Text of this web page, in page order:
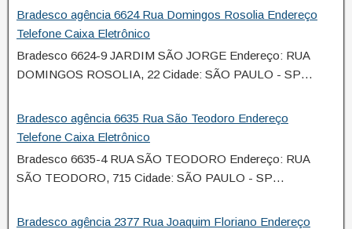
Bradesco agência 6624 Rua Domingos Rosolia Endereço
Telefone Caixa Eletrônico
Bradesco 6624-9 JARDIM SÃO JORGE Endereço: RUA
DOMINGOS ROSOLIA, 22 Cidade: SÃO PAULO - SP…
Bradesco agência 6635 Rua São Teodoro Endereço
Telefone Caixa Eletrônico
Bradesco 6635-4 RUA SÃO TEODORO Endereço: RUA
SÃO TEODORO, 715 Cidade: SÃO PAULO - SP…
Bradesco agência 2377 Rua Joaquim Floriano Endereço